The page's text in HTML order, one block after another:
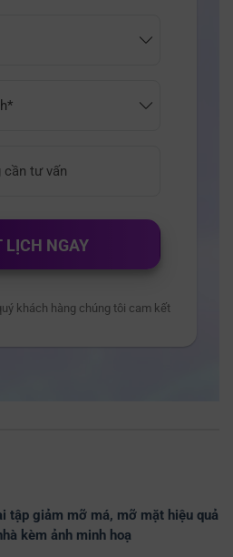
LỊCH NGAY
khách hàng chúng tôi cam kết
tập giảm mỡ má, mỡ mặt hiệu quả
kèm ảnh minh hoạ